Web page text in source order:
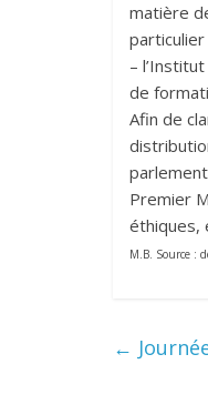
matière
particulier
–
de
Afin de
Premier
éthiques,
M.B. Source :
←